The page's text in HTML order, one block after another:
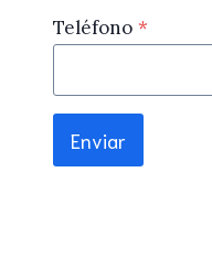
Teléfono *
Enviar